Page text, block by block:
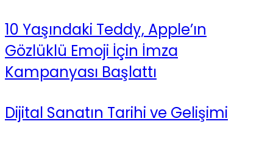
10 Yaşındaki Teddy, Apple’ın
Gözlüklü Emoji İçin İmza
Kampanyası Başlattı
Dijital Sanatın Tarihi ve Gelişimi